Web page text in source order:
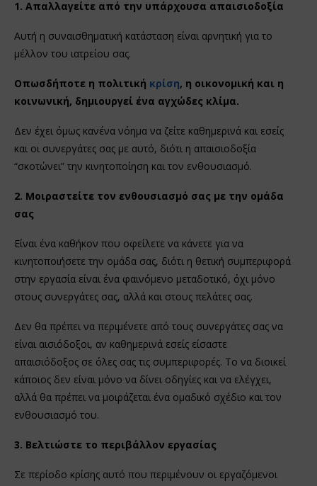
1. Απαλλαγείτε από την υπάρχουσα απαισιοδοξία
Αυτή η συναισθηματική κατάσταση είναι αρνητική για το
μέλλον του ιατρείου σας.
Οπωσδήποτε η πολιτική κρίση, η οικονομική και η
κοινωνική, δημιουργεί ένα αγχώδες κλίμα.
Δεν έχει όμως κανένα νόημα να ζείτε καθημερινά και εσείς
και οι συνεργάτες σας με αυτό, διότι η απαισιοδοξία
“σκοτώνει” την κινητοποίηση και τον ενθουσιασμό.
2. Μοιραστείτε τον ενθουσιασμό σας με την ομάδα
σας
Είναι ένα καθήκον που οφείλετε να κάνετε για να
κινητοποιήσετε την ομάδα σας, διότι η θετική συμπεριφορά
στην εργασία είναι ένα φαινόμενο μεταδοτικό, όχι μόνο
στους συνεργάτες σας, αλλά και στους πελάτες σας.
Δεν θα πρέπει να περιμένετε από τους συνεργάτες σας να
είναι αισιόδοξοι, αν καθημερινά εσείς είσαστε
απαισιόδοξος σε όλες σας τις συμπεριφορές. Το να διοικεί
κάποιος δεν είναι μόνο να δίνει οδηγίες και να ελέγχει,
αλλά θα πρέπει να μοιράζεται ένα ομαδικό σχέδιο και τον
ενθουσιασμό του.
3. Βελτιώστε το περιβάλλον εργασίας
Σε περίοδο κρίσης αυτό που περιμένουν οι εργαζόμενοι